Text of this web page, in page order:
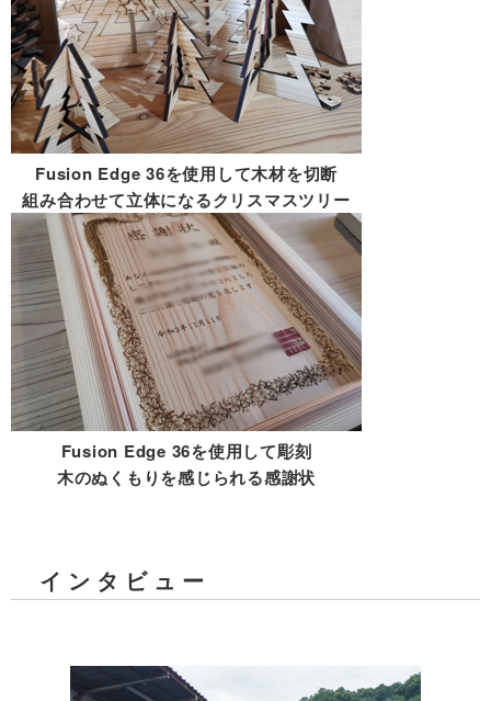
Fusion Edge 36を使用して木材を切断
組み合わせて立体になるクリスマスツリー
Fusion Edge 36を使用して彫刻
木のぬくもりを感じられる感謝状
インタビュー